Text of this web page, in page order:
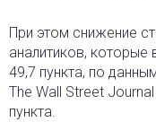
При этом снижение
аналитиков, которые
49,7 пункта, по
The Wall Street
пункта.